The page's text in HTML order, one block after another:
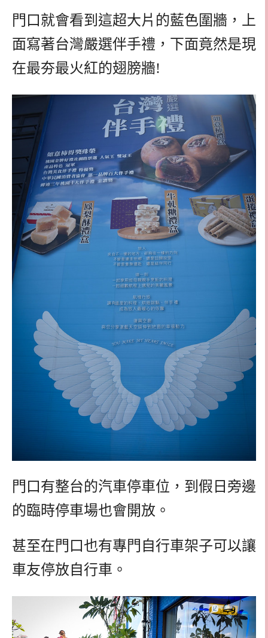
門口就會看到這超大片的藍色圍牆，上
面寫著台灣嚴選伴手禮，下面竟然是現
在最夯最火紅的翅膀牆!
門口有整台的汽車停車位，到假日旁邊
的臨時停車場也會開放。
甚至在門口也有專門自行車架子可以讓
車友停放自行車。